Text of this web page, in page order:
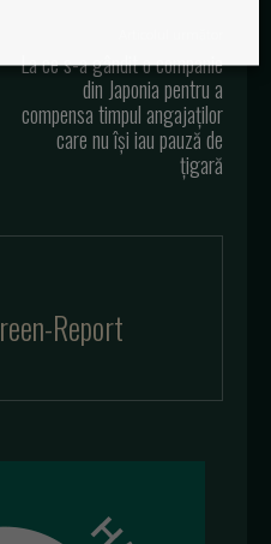
La ce s-a gândit o companie
din Japonia pentru a
compensa timpul angajaților
care nu își iau pauză de
țigară
Report